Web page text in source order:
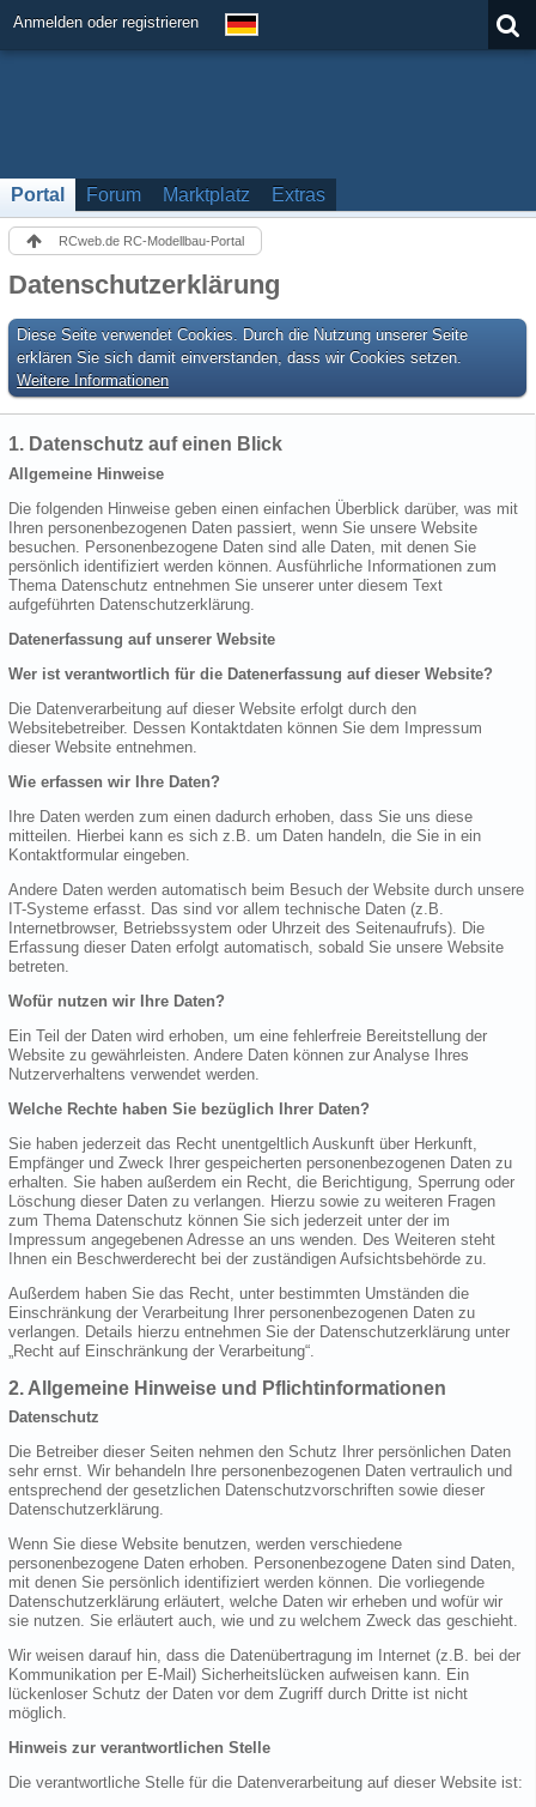
Anmelden oder registrieren
Portal Forum Marktplatz Extras
RCweb.de RC-Modellbau-Portal
Datenschutzerklärung
Diese Seite verwendet Cookies. Durch die Nutzung unserer Seite
erklären Sie sich damit einverstanden, dass wir Cookies setzen.
Weitere Informationen
1. Datenschutz auf einen Blick
Allgemeine Hinweise
Die folgenden Hinweise geben einen einfachen Überblick darüber, was mit
Ihren personenbezogenen Daten passiert, wenn Sie unsere Website
besuchen. Personenbezogene Daten sind alle Daten, mit denen Sie
persönlich identifiziert werden können. Ausführliche Informationen zum
Thema Datenschutz entnehmen Sie unserer unter diesem Text
aufgeführten Datenschutzerklärung.
Datenerfassung auf unserer Website
Wer ist verantwortlich für die Datenerfassung auf dieser Website?
Die Datenverarbeitung auf dieser Website erfolgt durch den
Websitebetreiber. Dessen Kontaktdaten können Sie dem Impressum
dieser Website entnehmen.
Wie erfassen wir Ihre Daten?
Ihre Daten werden zum einen dadurch erhoben, dass Sie uns diese
mitteilen. Hierbei kann es sich z.B. um Daten handeln, die Sie in ein
Kontaktformular eingeben.
Andere Daten werden automatisch beim Besuch der Website durch unsere
IT-Systeme erfasst. Das sind vor allem technische Daten (z.B.
Internetbrowser, Betriebssystem oder Uhrzeit des Seitenaufrufs). Die
Erfassung dieser Daten erfolgt automatisch, sobald Sie unsere Website
betreten.
Wofür nutzen wir Ihre Daten?
Ein Teil der Daten wird erhoben, um eine fehlerfreie Bereitstellung der
Website zu gewährleisten. Andere Daten können zur Analyse Ihres
Nutzerverhaltens verwendet werden.
Welche Rechte haben Sie bezüglich Ihrer Daten?
Sie haben jederzeit das Recht unentgeltlich Auskunft über Herkunft,
Empfänger und Zweck Ihrer gespeicherten personenbezogenen Daten zu
erhalten. Sie haben außerdem ein Recht, die Berichtigung, Sperrung oder
Löschung dieser Daten zu verlangen. Hierzu sowie zu weiteren Fragen
zum Thema Datenschutz können Sie sich jederzeit unter der im
Impressum angegebenen Adresse an uns wenden. Des Weiteren steht
Ihnen ein Beschwerderecht bei der zuständigen Aufsichtsbehörde zu.
Außerdem haben Sie das Recht, unter bestimmten Umständen die
Einschränkung der Verarbeitung Ihrer personenbezogenen Daten zu
verlangen. Details hierzu entnehmen Sie der Datenschutzerklärung unter
„Recht auf Einschränkung der Verarbeitung“.
2. Allgemeine Hinweise und Pflichtinformationen
Datenschutz
Die Betreiber dieser Seiten nehmen den Schutz Ihrer persönlichen Daten
sehr ernst. Wir behandeln Ihre personenbezogenen Daten vertraulich und
entsprechend der gesetzlichen Datenschutzvorschriften sowie dieser
Datenschutzerklärung.
Wenn Sie diese Website benutzen, werden verschiedene
personenbezogene Daten erhoben. Personenbezogene Daten sind Daten,
mit denen Sie persönlich identifiziert werden können. Die vorliegende
Datenschutzerklärung erläutert, welche Daten wir erheben und wofür wir
sie nutzen. Sie erläutert auch, wie und zu welchem Zweck das geschieht.
Wir weisen darauf hin, dass die Datenübertragung im Internet (z.B. bei der
Kommunikation per E-Mail) Sicherheitslücken aufweisen kann. Ein
lückenloser Schutz der Daten vor dem Zugriff durch Dritte ist nicht
möglich.
Hinweis zur verantwortlichen Stelle
Die verantwortliche Stelle für die Datenverarbeitung auf dieser Website ist: